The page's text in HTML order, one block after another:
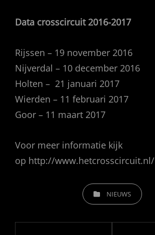
Data crosscircuit 2016-2017
Rijssen – 19 november 2016
Nijverdal – 10 december 2016
Holten – 21 januari 2017
Wierden – 11 februari 2017
Goor – 11 maart 2017
Voor meer informatie kijk
op http://www.hetcrosscircuit.nl/
CATEGORIEËNNIEUWS